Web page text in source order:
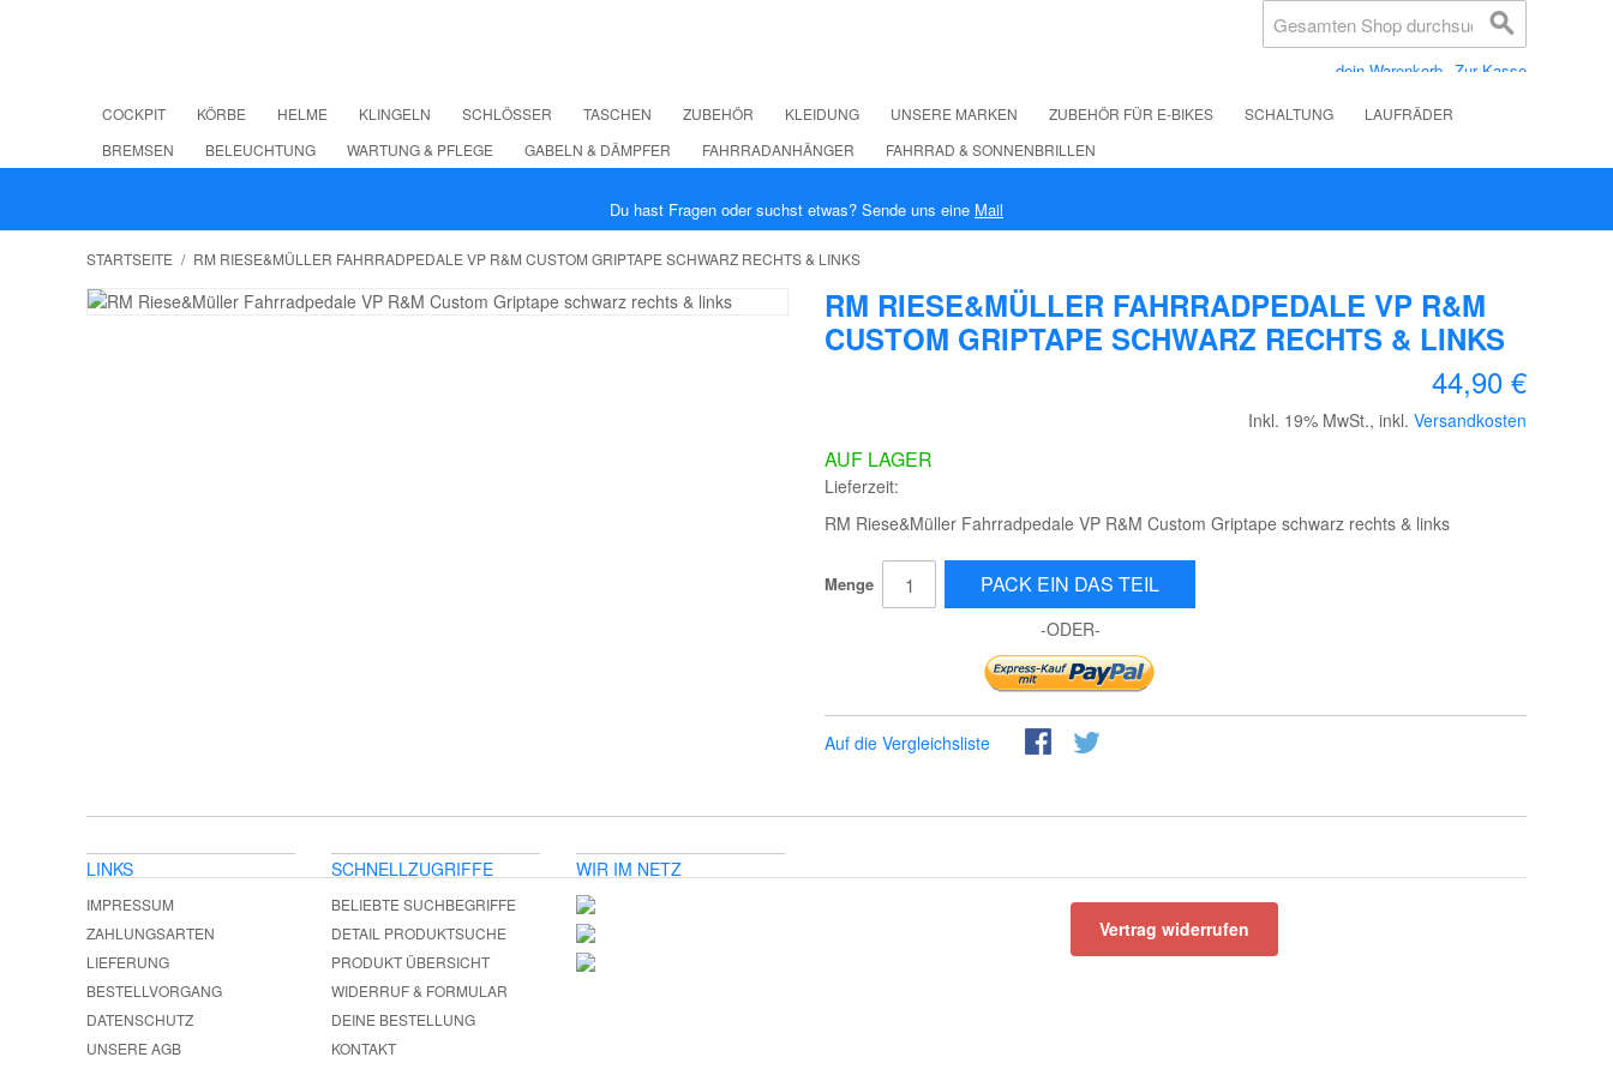
dein Warenkorb Zur Kasse
COCKPIT KÖRBE HELME KLINGELN SCHLÖSSER TASCHEN ZUBEHÖR KLEIDUNG UNSERE MARKEN ZUBEHÖR FÜR E-BIKES SCHALTUNG
LAUFRÄDER
BREMSEN
BELEUCHTUNG WARTUNG & PFLEGE GABELN & DÄMPFER FAHRRADANHÄNGER FAHRRAD & SONNENBRILLEN
Du hast Fragen oder suchst etwas? Sende uns eine Mail
STARTSEITE / RM RIESE&MÜLLER FAHRRADPEDALE VP R&M CUSTOM GRIPTAPE SCHWARZ RECHTS & LINKS
RM RIESE&MÜLLER FAHRRADPEDALE VP R&M
CUSTOM GRIPTAPE SCHWARZ RECHTS & LINKS
44,90 €
Inkl. 19% MwSt., inkl. Versandkosten
AUF LAGER
Lieferzeit:
RM Riese&Müller Fahrradpedale VP R&M Custom Griptape schwarz rechts & links
Menge PACK EIN DAS TEIL
-ODER-
Auf die Vergleichsliste
LINKS
IMPRESSUM
ZAHLUNGSARTEN
LIEFERUNG
BESTELLVORGANG
DATENSCHUTZ
UNSERE AGB
SCHNELLZUGRIFFE
BELIEBTE SUCHBEGRIFFE
DETAIL PRODUKTSUCHE
PRODUKT ÜBERSICHT
WIDERRUF & FORMULAR
DEINE BESTELLUNG
KONTAKT
WIR IM NETZ
Vertrag widerrufen